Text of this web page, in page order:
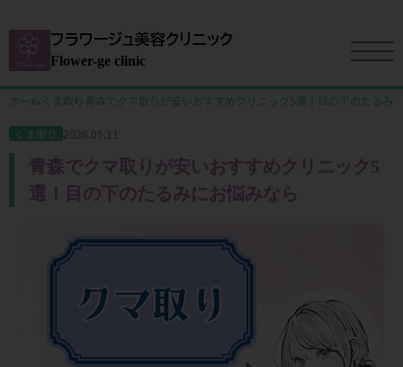
フラワージュ美容クリニック
Flower-ge clinic
ホーム くま取り 青森でクマ取りが安いおすすめクリニック5選！目の下のたるみ
くま取り 2026.05.11
青森でクマ取りが安いおすすめクリニック5
選！目の下のたるみにお悩みなら